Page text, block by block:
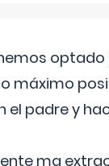
máximo
padre y
ma